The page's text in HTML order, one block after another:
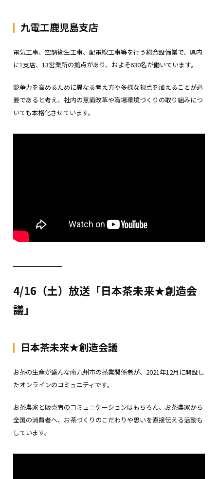
九電工鹿児島支店
電気工事、空調衛生工事、配電線工事等を行う総合設備業で、県内
に1支店、13営業所の拠点があり、およそ630名が働いています。
競争力を高めるために異なる考え方や多様な視点を加えることが必
要であると考え、社内の意識改革や職場環境づくりの取り組みにつ
いても本格化させています。
4/16（土）放送「日本茶未来★創造会
議」
日本茶未来★創造会議
お茶の生産が盛んな南九州市の茶業関係者が、2021年12月に開設し
たオンラインのコミュニティです。
お茶農家と販売者のコミュニケーションはもちろん、お茶農家から
全国の消費者へ、お茶づくりのこだわりや思いを直接伝える活動も
しています。